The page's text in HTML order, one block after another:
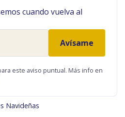
cuando vuelva al
Avísame
este aviso puntual. Más info en
Navideñas